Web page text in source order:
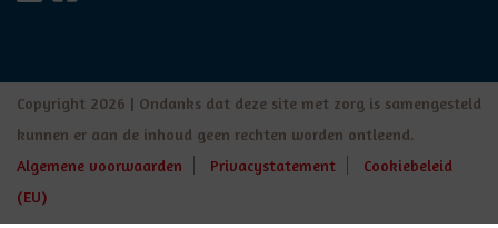
Copyright 2026 | Ondanks dat deze site met zorg is samengesteld
kunnen er aan de inhoud geen rechten worden ontleend.
Algemene voorwaarden
Privacystatement
Cookiebeleid
(EU)